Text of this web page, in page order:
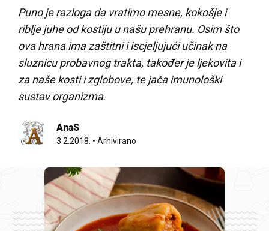
Puno je razloga da vratimo mesne, kokošje i
riblje juhe od kostiju u našu prehranu. Osim što
ova hrana ima zaštitni i iscjeljujući učinak na
sluznicu probavnog trakta, također je ljekovita i
za naše kosti i zglobove, te jača imunološki
sustav organizma.
AnaS
3.2.2018. • Arhivirano